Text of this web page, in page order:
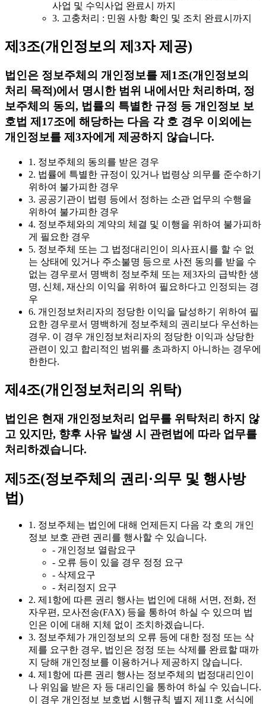
사업 및 수익사업 완료시 까지
3. 고충처리 : 민원 사항 확인 및 조치 완료시까지
제3조(개인정보의 제3자 제공)
법인은 정보주체의 개인정보를 제1조(개인정보의
처리 목적)에서 명시한 범위 내에서만 처리하며, 정
보주체의 동의, 법률의 특별한 규정 등 개인정보 보
호법 제17조에 해당하는 다음 각 호 경우 이외에는
개인정보를 제3자에게 제공하지 않습니다.
1. 정보주체의 동의를 받은 경우
2. 법률에 특별한 규정이 있거나 법령상 의무를 준수하기
위하여 불가피한 경우
3. 공공기관이 법령 등에서 정하는 소관 업무의 수행을
위하여 불가피한 경우
4. 정보주체와의 계약의 체결 및 이행을 위하여 불가피하
게 필요한 경우
5. 정보주체 또는 그 법정대리인이 의사표시를 할 수 없
는 상태에 있거나 주소불명 등으로 사전 동의를 받을 수
없는 경우로서 명백히 정보주체 또는 제3자의 급박한 생
명, 신체, 재산의 이익을 위하여 필요하다고 인정되는 경
우
6. 개인정보처리자의 정당한 이익을 달성하기 위하여 필
요한 경우로서 명백하게 정보주체의 권리보다 우선하는
경우. 이 경우 개인정보처리자의 정당한 이익과 상당한
관련이 있고 합리적인 범위를 초과하지 아니하는 경우에
한한다.
제4조(개인정보처리의 위탁)
법인은 현재 개인정보처리 업무를 위탁처리 하지 않
고 있지만, 향후 사유 발생 시 관련법에 따라 업무를
처리하겠습니다.
제5조(정보주체의 권리·의무 및 행사방
법)
1. 정보주체는 법인에 대해 언제든지 다음 각 호의 개인
정보 보호 관련 권리를 행사할 수 있습니다.
- 개인정보 열람요구
- 오류 등이 있을 경우 정정 요구
- 삭제요구
- 처리정지 요구
2. 제1항에 따른 권리 행사는 법인에 대해 서면, 전화, 전
자우편, 모사전송(FAX) 등을 통하여 하실 수 있으며 법
인은 이에 대해 지체 없이 조치하겠습니다.
3. 정보주체가 개인정보의 오류 등에 대한 정정 또는 삭
제를 요구한 경우, 법인은 정정 또는 삭제를 완료할 때까
지 당해 개인정보를 이용하거나 제공하지 않습니다.
4. 제1항에 따른 권리 행사는 정보주체의 법정대리인이
나 위임을 받은 자 등 대리인을 통하여 하실 수 있습니다.
이 경우 개인정보 보호법 시행규칙 별지 제11호 서식에